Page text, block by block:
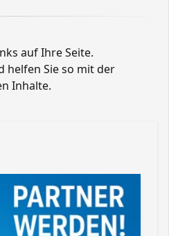
auf Ihre Seite.
helfen Sie so mit der
Inhalte.